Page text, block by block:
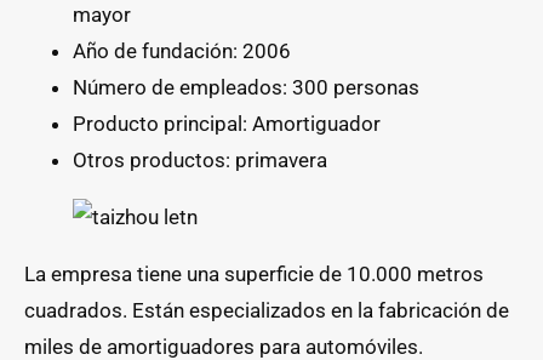
mayor
Año de fundación: 2006
Número de empleados: 300 personas
Producto principal: Amortiguador
Otros productos: primavera
La empresa tiene una superficie de 10.000 metros
cuadrados. Están especializados en la fabricación de
miles de amortiguadores para automóviles.